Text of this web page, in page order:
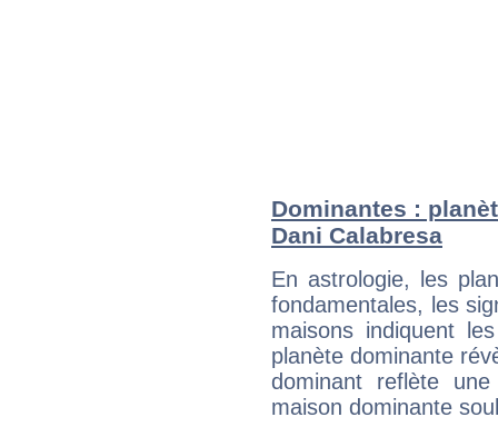
Dominantes :
Dani Calabresa
En astrologie, les
fondamentales, les
maisons indiquent
planète dominante
dominant reflète
maison dominante